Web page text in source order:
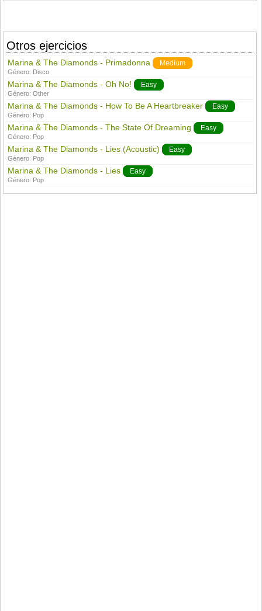
Otros ejercicios
Marina & The Diamonds - Primadonna Medium
Género: Disco
Marina & The Diamonds - Oh No! Easy
Género:Other
Marina & The Diamonds - How To Be A Heartbreaker Easy
Género: Pop
Marina & The Diamonds - The State Of Dreaming Easy
Género: Pop
Marina & The Diamonds - Lies (Acoustic) Easy
Género: Pop
Marina & The Diamonds - Lies Easy
Género: Pop